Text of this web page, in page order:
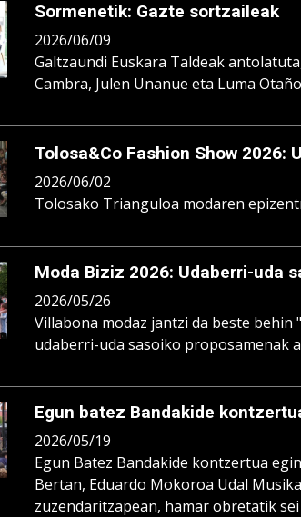
Sormenetik: Gazte sortzaileak
2026/06/09
Galtzaundi Euskara Taldeak
Cambra, Julen Unanue eta Luma
Tolosa&Co Fashion Show 2026:
2026/06/02
Tolosako Trianguloa modaren
Moda Biziz 2026: Udaberri-uda
2026/05/26
Villabona modaz jantzi da beste
udaberri-uda sasoiko proposamenak
Egun batez Bandakide
2026/05/19
Egun Batez Bandakide kontzertua
Bertan, Eduardo Mokoroa Udal
zuzendaritzapean, hamar obretatik